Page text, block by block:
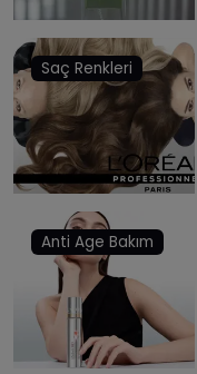
Saç Renkleri
Anti Age Bakım